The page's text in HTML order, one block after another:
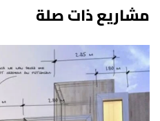
مشاريع ذات صلة